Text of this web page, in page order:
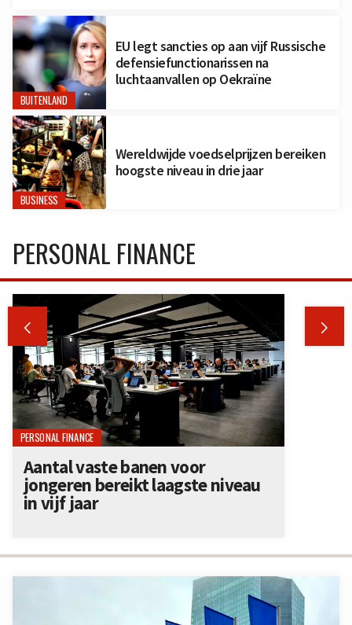
BUITENLAND
EU legt sancties op aan vijf Russische
defensiefunctionarissen na
luchtaanvallen op Oekraïne
BUSINESS
Wereldwijde voedselprijzen bereiken
hoogste niveau in drie jaar
PERSONAL FINANCE
 
PERSONAL FINANCE
Aantal vaste banen voor
jongeren bereikt laagste niveau
in vijf jaar